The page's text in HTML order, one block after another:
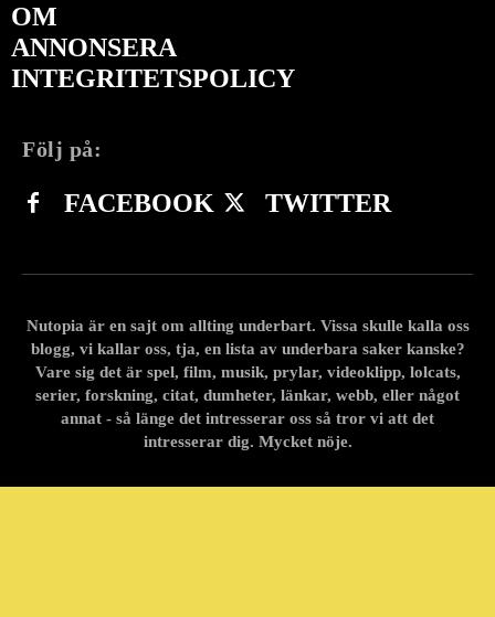
OM
ANNONSERA
INTEGRITETSPOLICY
Följ på:
FACEBOOK TWITTER
Nutopia är en sajt om allting underbart. Vissa skulle kalla oss
blogg, vi kallar oss, tja, en lista av underbara saker kanske?
Vare sig det är spel, film, musik, prylar, videoklipp, lolcats,
serier, forskning, citat, dumheter, länkar, webb, eller något
annat - så länge det intresserar oss så tror vi att det
intresserar dig. Mycket nöje.